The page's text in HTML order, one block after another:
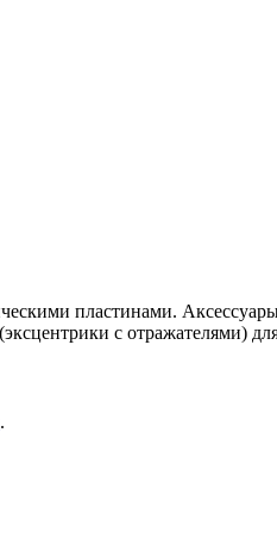
пластинами.
с отражателями)
.